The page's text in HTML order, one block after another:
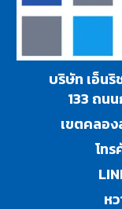
บริษัท เอ็นริ
133 ถน
เขตคลอ
โท
ห